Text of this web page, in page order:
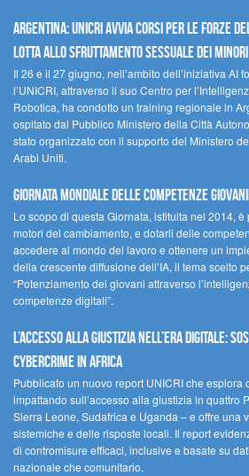
Argentina: UNICRI avvia corsi per le forze
lotta allo sfruttamento sessuale dei minori
Il 26 e il 27 giugno, nell’ambito dell’iniziativa AI
l’UNICRI, attraverso il suo Centro per
Robotica, ha condotto un training regionale in
ospitato dal Pubblico Ministero della Città
stato organizzato con il supporto del Ministero
Arabi Uniti.
Giornata Mondiale delle Competenze
Lo scopo di questa Giornata, istituita nel 2014,
motori del cambiamento, e dotarli delle
accedere al mondo del lavoro e ottenere un
della crescente diffusione dell’IA, il tema scelto
“Potenziamento dei giovani attraverso
competenze digitali”.
L’accesso alla giustizia nell’era digitale:
cybercrime in Africa
Pubblicato un nuovo report UNICRI che esplora
impattando sull’accesso alla giustizia in quattro
Sierra Leone, Sudafrica e Uganda – e offre una
sistemiche e delle risposte locali. Il report
di contromisure efficaci, inclusive e basate su
nazionale che comunitario.